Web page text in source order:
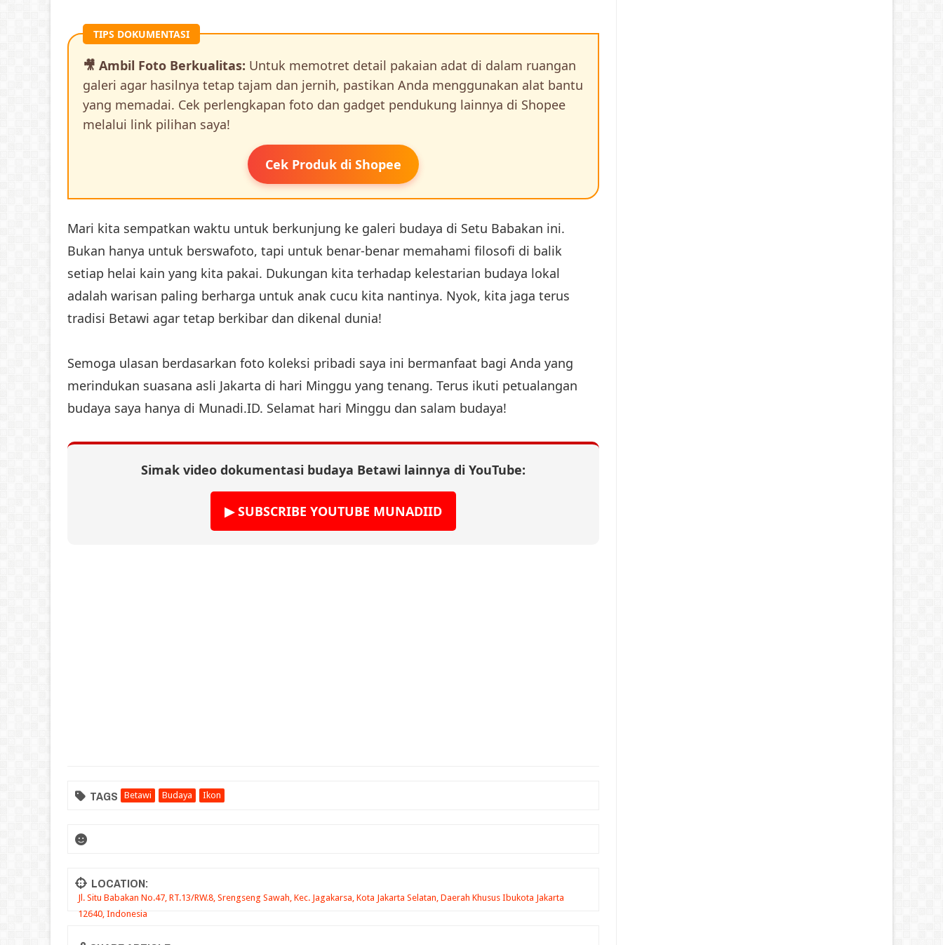
TIPS DOKUMENTASI
🎥 Ambil Foto Berkualitas: Untuk memotret detail pakaian adat di dalam ruangan
galeri agar hasilnya tetap tajam dan jernih, pastikan Anda menggunakan alat bantu
yang memadai. Cek perlengkapan foto dan gadget pendukung lainnya di Shopee
melalui link pilihan saya!
Cek Produk di Shopee
Mari kita sempatkan waktu untuk berkunjung ke galeri budaya di Setu Babakan ini.
Bukan hanya untuk berswafoto, tapi untuk benar-benar memahami filosofi di balik
setiap helai kain yang kita pakai. Dukungan kita terhadap kelestarian budaya lokal
adalah warisan paling berharga untuk anak cucu kita nantinya. Nyok, kita jaga terus
tradisi Betawi agar tetap berkibar dan dikenal dunia!
Semoga ulasan berdasarkan foto koleksi pribadi saya ini bermanfaat bagi Anda yang
merindukan suasana asli Jakarta di hari Minggu yang tenang. Terus ikuti petualangan
budaya saya hanya di Munadi.ID. Selamat hari Minggu dan salam budaya!
Simak video dokumentasi budaya Betawi lainnya di YouTube:
▶ SUBSCRIBE YOUTUBE MUNADIID
TAGS Betawi Budaya Ikon
LOCATION:
Jl. Situ Babakan No.47, RT.13/RW.8, Srengseng Sawah, Kec. Jagakarsa, Kota Jakarta Selatan, Daerah Khusus Ibukota Jakarta
12640, Indonesia